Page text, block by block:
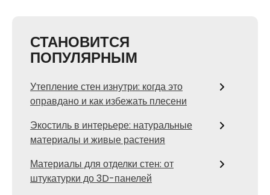
СТАНОВИТСЯ
ПОПУЛЯРНЫМ
Утепление стен изнутри: когда это
оправдано и как избежать плесени
Экостиль в интерьере: натуральные
материалы и живые растения
Материалы для отделки стен: от
штукатурки до 3D-панелей